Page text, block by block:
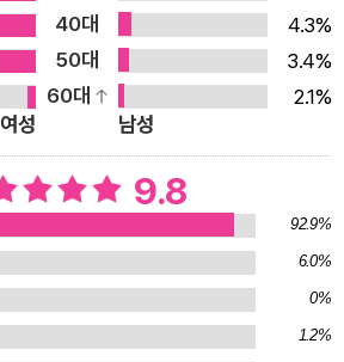
생이 눈 녹듯 사라져 안정을 찾았다.
만의 특별한 공간이 생긴 듯한 느낌이
의 기차는 다르니까!" 오늘 하루가
기대하게 되는 시베리아 횡단열차의
유럽으로 가는 시베리아 횡단열차는
아와 북한의 접경 노선부터 부산항
사용해 왔다. 대한제국 시절 많은 조
위해 이 철도를 이용했다고 한다. 러·
경유하여 시베리아철도 전 구간이
40대
4.3%
50대
3.4%
60대 2.1%
여성 남성
9.8
92.9%
6.0%
0%
1.2%